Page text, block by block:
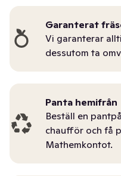
Garanterat
Vi garanterar
dessutom ta
Panta hemifrån
Beställ en
chaufför och få
Mathemkontot.